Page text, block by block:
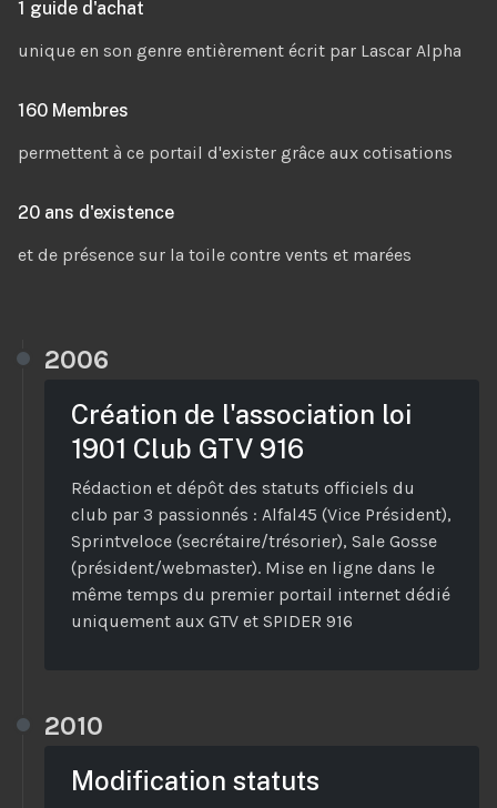
1 guide d'achat
unique en son genre entièrement écrit par Lascar Alpha
160 Membres
permettent à ce portail d'exister grâce aux cotisations
20 ans d'existence
et de présence sur la toile contre vents et marées
2006
Création de l'association loi
1901 Club GTV 916
Rédaction et dépôt des statuts officiels du
club par 3 passionnés : Alfal45 (Vice Président),
Sprintveloce (secrétaire/trésorier), Sale Gosse
(président/webmaster). Mise en ligne dans le
même temps du premier portail internet dédié
uniquement aux GTV et SPIDER 916
2010
Modification statuts